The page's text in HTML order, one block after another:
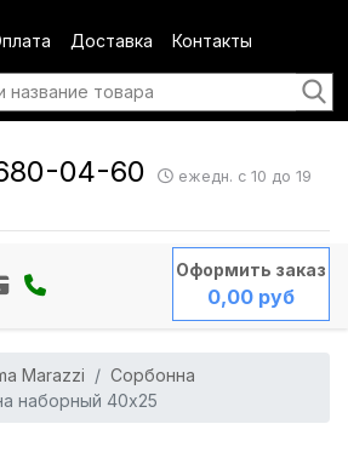
Доставка Контакты
04-60 ежедн. с 10 до 19
Оформить заказ
0,00 руб
Marazzi
Сорбонна
наборный 40x25